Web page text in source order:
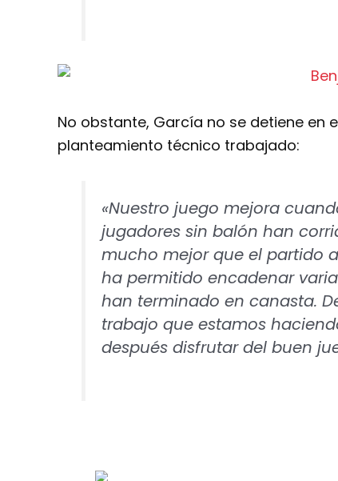
No obstante, García no se detiene en
planteamiento técnico trabajado:
«Nuestro juego mejora
jugadores sin balón han
mucho mejor que el partido
ha permitido encadenar
han terminado en canasta.
trabajo que estamos
después disfrutar del buen